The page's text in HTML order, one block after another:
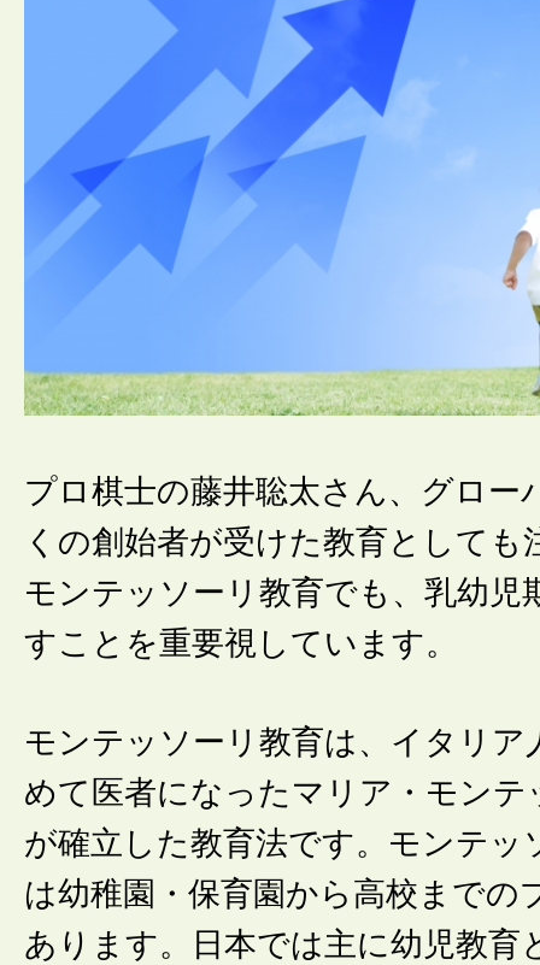
プロ棋士の藤井聡太さん、グロー
くの創始者が受けた教育としても
モンテッソーリ教育でも、乳幼児
すことを重要視しています。
モンテッソーリ教育は、イタリア
めて医者になったマリア・モンテ
が確立した教育法です。モンテッ
は幼稚園・保育園から高校までの
あります。日本では主に幼児教育